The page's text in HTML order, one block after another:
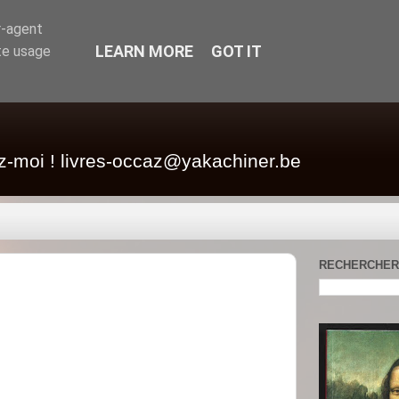
moi ! livres-occaz@yakachiner.be
agent
usage
LEARN MORE GOT IT